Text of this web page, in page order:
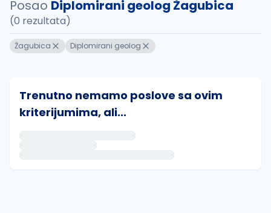
Posao Diplomirani geolog Žagubica
(0 rezultata)
Žagubica Diplomirani geolog
Trenutno nemamo poslove sa ovim
kriterijumima, ali...